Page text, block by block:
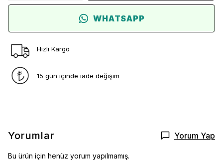
WHATSAPP
Hızlı Kargo
15 gün içinde iade değişim
Yorumlar Yorum Yap
Bu ürün için henüz yorum yapılmamış.